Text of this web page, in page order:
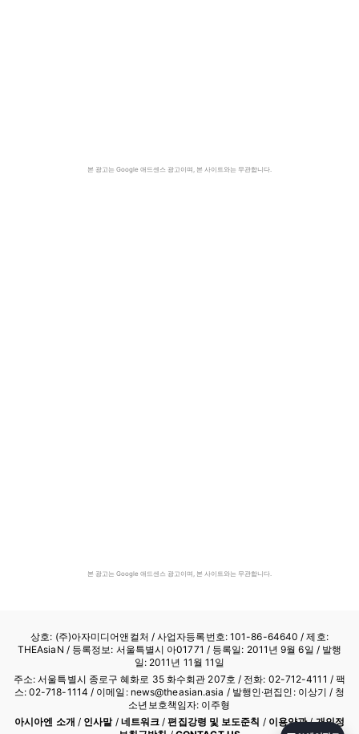
본 광고는 Google 애드센스 광고이며, 본 사이트와는 무관합니다.
본 광고는 Google 애드센스 광고이며, 본 사이트와는 무관합니다.
상호: (주)아자미디어앤컬처 /사업자등록번호: 101-86-64640 / 제호:
THEAsiaN / 등록정보: 서울특별시 아01771 / 등록일: 2011년 9월 6일 / 발행
일: 2011년 11월 11일
주소: 서울특별시 종로구 혜화로 35 화수회관 207호 / 전화: 02-712-4111 / 팩
스: 02-718-1114 / 이메일: news@theasian.asia / 발행인·편집인: 이상기 / 청
소년보호책임자: 이주형
아시아엔 소개 / 인사말/ 네트워크 /편집강령 및 보도준칙 / 이용약관/개인정